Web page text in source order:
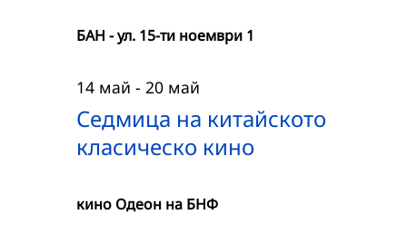
БАН - ул. 15-ти ноември 1
Седмица на китайското
класическо кино
14 май - 20 май
кино Одеон на БНФ